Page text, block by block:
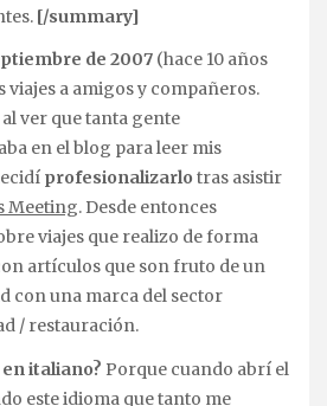
[/summary]
de 2007 (hace 10 años
viajes a amigos y compañeros.
ver que tanta gente
en el blog para leer mis
profesionalizarlo tras asistir
Meeting. Desde entonces
viajes que realizo de forma
artículos que son fruto de un
con una marca del sector
/ restauración.
italiano? Porque cuando abrí el
este idioma que tanto me